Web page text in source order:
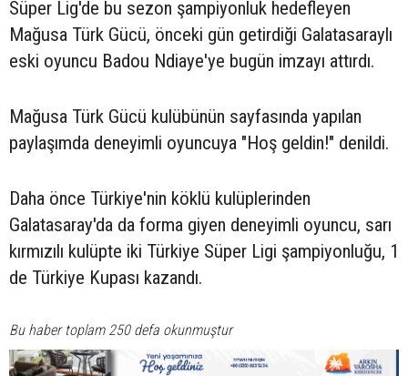
Süper Lig'de bu sezon şampiyonluk hedefleyen
Mağusa Türk Gücü, önceki gün getirdiği Galatasaraylı
eski oyuncu Badou Ndiaye'ye bugün imzayı attırdı.
Mağusa Türk Gücü kulübünün sayfasında yapılan
paylaşımda deneyimli oyuncuya "Hoş geldin!" denildi.
Daha önce Türkiye'nin köklü kulüplerinden
Galatasaray'da da forma giyen deneyimli oyuncu, sarı
kırmızılı kulüpte iki Türkiye Süper Ligi şampiyonluğu, 1
de Türkiye Kupası kazandı.
Bu haber toplam 250 defa okunmuştur